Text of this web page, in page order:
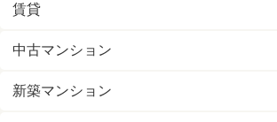
賃貸
中古マンション
新築マンション